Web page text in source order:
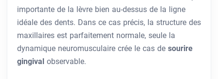
importante de la lèvre bien au-dessus de la ligne
idéale des dents. Dans ce cas précis, la structure des
maxillaires est parfaitement normale, seule la
dynamique neuromusculaire crée le cas de sourire
gingival observable.